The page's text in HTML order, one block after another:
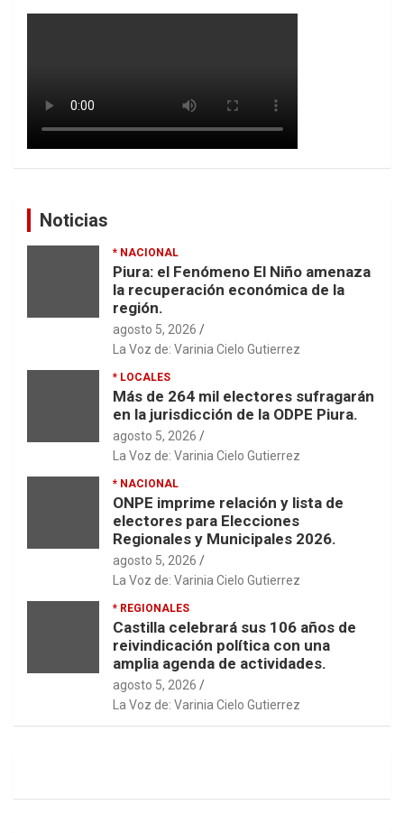
Noticias
* NACIONAL
Piura: el Fenómeno El Niño amenaza
la recuperación económica de la
región.
agosto 5, 2026
La Voz de: Varinia Cielo Gutierrez
* LOCALES
Más de 264 mil electores sufragarán
en la jurisdicción de la ODPE Piura.
agosto 5, 2026
La Voz de: Varinia Cielo Gutierrez
* NACIONAL
ONPE imprime relación y lista de
electores para Elecciones
Regionales y Municipales 2026.
agosto 5, 2026
La Voz de: Varinia Cielo Gutierrez
* REGIONALES
Castilla celebrará sus 106 años de
reivindicación política con una
amplia agenda de actividades.
agosto 5, 2026
La Voz de: Varinia Cielo Gutierrez